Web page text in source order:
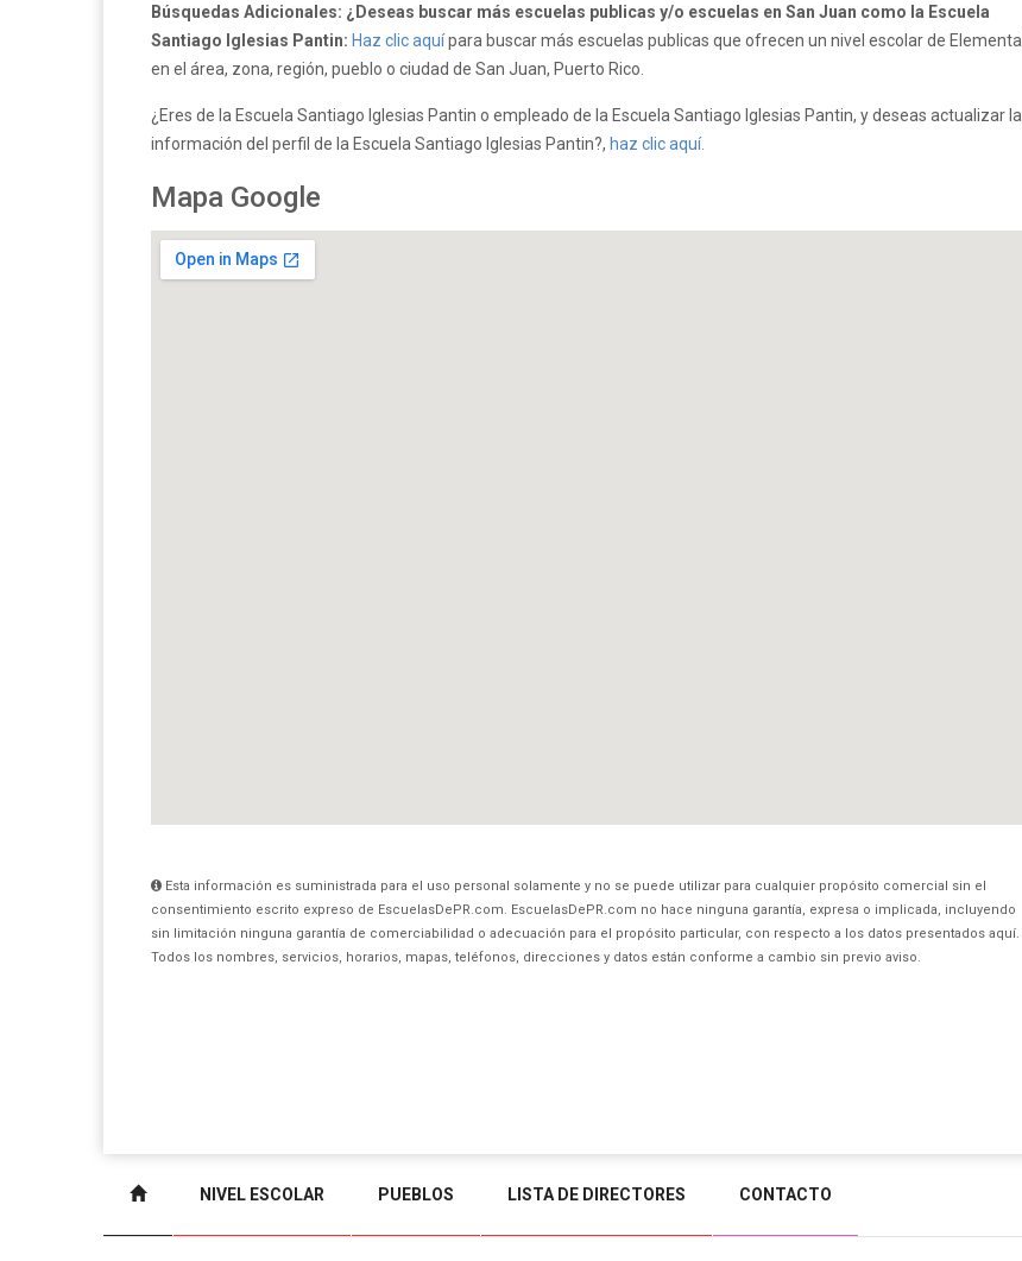
Búsquedas Adicionales: ¿Deseas buscar más escuelas publicas y/o escuelas en San Juan como la Escuela
Santiago Iglesias Pantin: Haz clic aquípara buscar más escuelas publicas que ofrecen un nivel escolar de Elemental
en el área, zona, región, pueblo o ciudad de San Juan, Puerto Rico.
¿Eres de la Escuela Santiago Iglesias Pantin o empleado de la Escuela Santiago Iglesias Pantin, y deseas actualizar la
información del perfil de la Escuela Santiago Iglesias Pantin?, haz clic aquí.
Mapa Google
Esta información es suministrada para el uso personal solamente y no se puede utilizar para cualquier propósito comercial sin el
consentimiento escrito expreso de EscuelasDePR.com. EscuelasDePR.com no hace ninguna garantía, expresa o implicada, incluyendo
sin limitación ninguna garantía de comerciabilidad o adecuación para el propósito particular, con respecto a los datos presentados aquí.
Todos los nombres, servicios, horarios, mapas, teléfonos, direcciones y datos están conforme a cambio sin previo aviso.
NIVEL ESCOLAR PUEBLOS LISTA DE DIRECTORES CONTACTO